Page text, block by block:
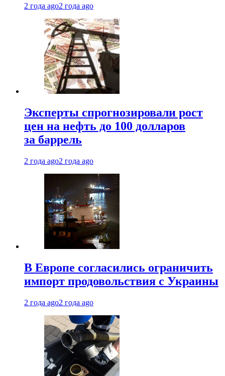
2 года ago2 года ago
Эксперты спрогнозировали рост
цен на нефть до 100 долларов
за баррель
2 года ago2 года ago
В Европе согласились ограничить
импорт продовольствия с Украины
2 года ago2 года ago